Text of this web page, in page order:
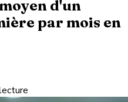
d'un
par mois en